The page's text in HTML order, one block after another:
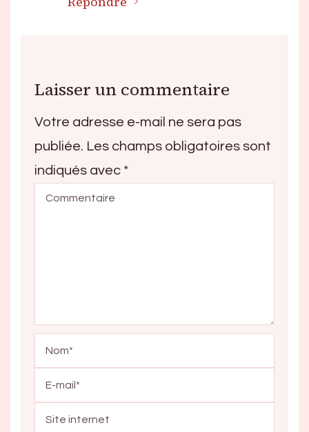
Laisser un commentaire
Votre adresse e-mail ne sera pas
publiée. Les champs obligatoires sont
indiqués avec *